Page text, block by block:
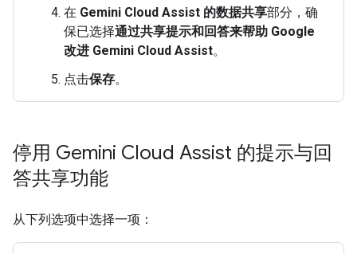
在 Gemini Cloud Assist 的数据共享部分，确
保已选择通过共享提示和回答来帮助 Google
改进 Gemini Cloud Assist。
点击保存。
停用 Gemini Cloud Assist 的提示与回
答共享功能
从下列选项中选择一项：